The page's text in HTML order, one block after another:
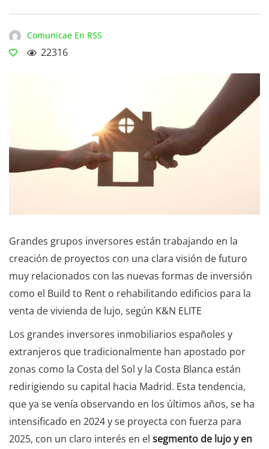
Comunicae En RSS
22316
Grandes grupos inversores están trabajando en la
creación de proyectos con una clara visión de futuro
muy relacionados con las nuevas formas de inversión
como el Build to Rent o rehabilitando edificios para la
venta de vivienda de lujo, según K&N ELITE
Los grandes inversores inmobiliarios españoles y
extranjeros que tradicionalmente han apostado por
zonas como la Costa del Sol y la Costa Blanca están
redirigiendo su capital hacia Madrid. Esta tendencia,
que ya se venía observando en los últimos años, se ha
intensificado en 2024 y se proyecta con fuerza para
2025, con un claro interés en el segmento de lujo y en